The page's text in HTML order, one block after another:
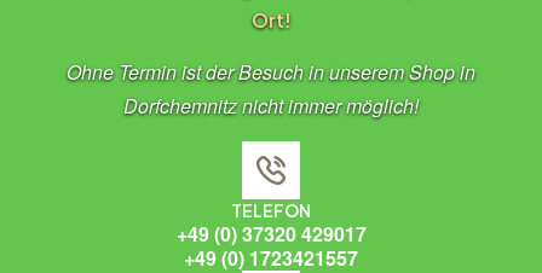
Ort!
Ohne Termin ist der Besuch in unserem Shop in
Dorfchemnitz nicht immer möglich!
TELEFON
+49 (0) 37320 429017
+49 (0) 1723421557